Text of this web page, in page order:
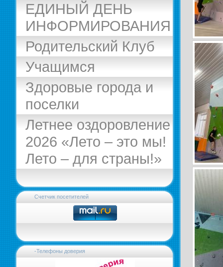
ЕДИНЫЙ ДЕНЬ
ИНФОРМИРОВАНИЯ
Родительский Клуб
Учащимся
Здоровые города и
поселки
Летнее оздоровление
2026 «Лето – это мы!
Лето – для страны!»
Счетчик посетителей
-Телефоны доверия